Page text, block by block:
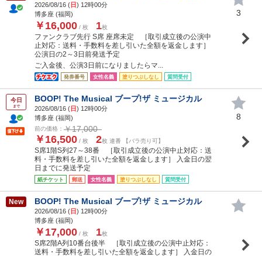
2026/08/16 (日) 12時00分
博多座 (福岡)
￥16,000 / 枚 1枚
ファンクラブ先行 S席 座席未定 ［取引成立後の公演中
止対応：送料・手数料を差し引いた全額を返金します］
公演日の2～3日前発送予定
ご入金後、公演3日前になりましたらマ...
発券番号 女性名義 塗りつぶしなし 質問受付
3
今日
まで
BOOP! The Musical ブープ!ザ ミュージカル
2026/08/16 (日) 12時00分
博多座 (福岡)
前の価格： ￥17,000
￥16,500 / 枚 2枚 連番 【バラ売り可】
S席1階S列27～38番 ［取引成立後の公演中止対応：送
料・手数料を差し引いた全額を返金します］ 入金日の翌
日までに発送予定
紙チケット 郵送 女性名義 塗りつぶしなし 質問受付
8
New BOOP! The Musical ブープ!ザ ミュージカル
2026/08/16 (日) 12時00分
博多座 (福岡)
￥17,000 / 枚 1枚
S席2階A列10番台後半 ［取引成立後の公演中止対応：
送料・手数料を差し引いた全額を返金します］ 入金日の